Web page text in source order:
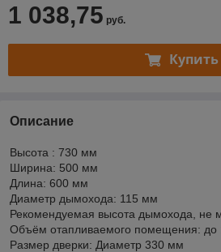
1 038,75 руб.
Купить
Описание
Высота : 730 мм
Ширина: 500 мм
Длина: 600 мм
Диаметр дымохода: 115 мм
Рекомендуемая высота дымохода, не
Объём отапливаемого помещения: до
Размер дверки: Диаметр 330 мм